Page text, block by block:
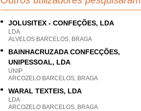
JOLUSITEX - CONFEÇÕES, LDA
LDA
ALVELOS BARCELOS, BRAGA
BAINHACRUZADA CONFECÇÕES,
UNIPESSOAL, LDA
UNIP
ARCOZELO BARCELOS, BRAGA
WARAL TEXTEIS, LDA
LDA
ARCOZELO BARCELOS, BRAGA